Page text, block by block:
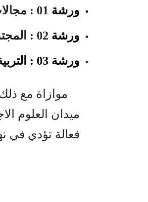
ورشة 01 :
ورشة 02 :
ورشة 03 :
موازاة مع ذلك
ميدان العلوم
فعالة تؤدي في